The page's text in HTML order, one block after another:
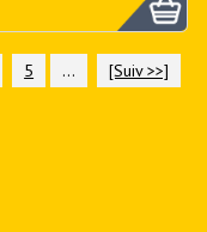
5 ...
[Suiv >>]